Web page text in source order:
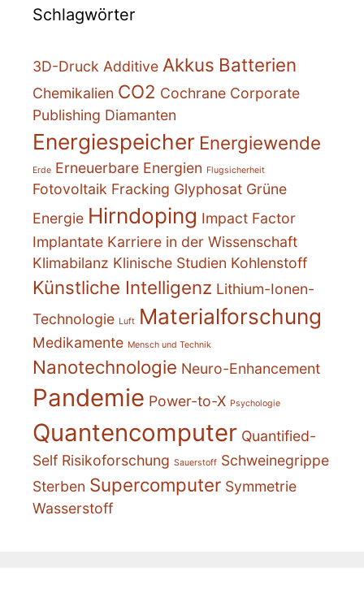
Schlagwörter
3D-Druck Additive Akkus Batterien
Chemikalien CO2 Cochrane Corporate
Publishing Diamanten
Energiespeicher Energiewende
Erde Erneuerbare Energien Flugsicherheit
Fotovoltaik Fracking Glyphosat Grüne
Energie Hirndoping Impact Factor
Implantate Karriere in der Wissenschaft
Klimabilanz Klinische Studien Kohlenstoff
Künstliche Intelligenz Lithium-Ionen-
Technologie Luft Materialforschung
Medikamente Mensch und Technik
Nanotechnologie Neuro-Enhancement
Pandemie Power-to-X Psychologie
Quantencomputer Quantified-
Self Risikoforschung Sauerstoff Schweinegrippe
Sterben Supercomputer Symmetrie
Wasserstoff